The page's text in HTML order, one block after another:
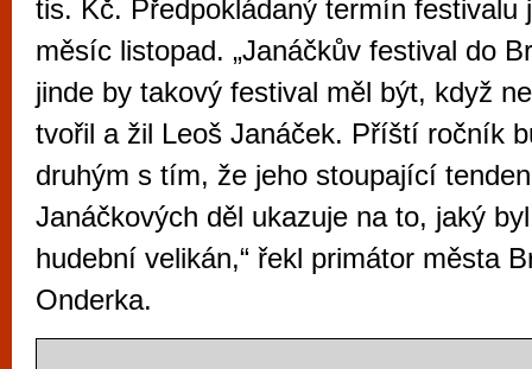
tis. Kč. Předpokládaný termín festivalu
měsíc listopad. „Janáčkův festival do
jinde by takový festival měl být, když
tvořil a žil Leoš Janáček. Příští ročník
druhým s tím, že jeho stoupající
Janáčkových děl ukazuje na to, jaký
hudební velikán,“ řekl primátor města
Onderka.
po moderní automaty jak pro pravidelné
příležitostné hráče. V...